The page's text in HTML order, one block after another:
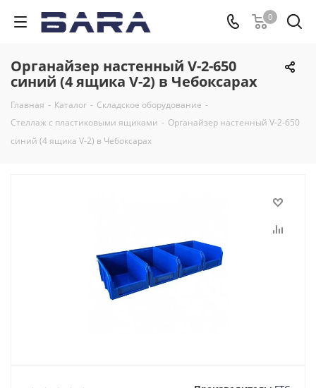
0
Органайзер настенный V-2-650
синий (4 ящика V-2) в Чебоксарах
Главная - Каталог - Складское оборудование -
Стеллаж с пластиковыми ящиками - Органайзер настенный V-2-650
синий (4 ящика V-2) в Чебоксарах